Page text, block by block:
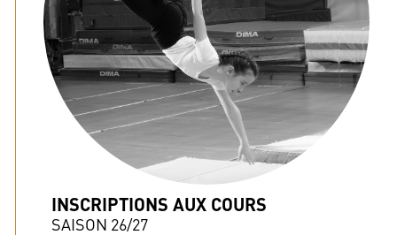
INSCRIPTIONS AUX COURS
SAISON 26/27